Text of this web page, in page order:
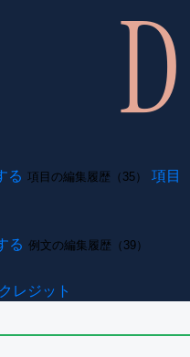
る 項目の編集履歴（35）
項目
る 例文の編集履歴（39）
クレジット